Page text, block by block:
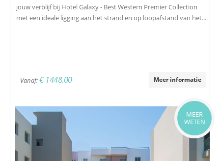
jouw verblijf bij Hotel Galaxy - Best Western Premier Collection
met een ideale ligging aan het strand en op loopafstand van het...
Vanaf:€ 1448.00 Meer informatie
MEER
WETEN